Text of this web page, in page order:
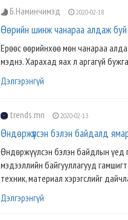
Б.Наминчимэд 2020-02-18
Өөрийн шинж чанараа алдаж буй
Ерөөс өөрийнхөө мөн чанараа
мэднэ. Харахад яах л аргагүй
Дэлгэрэнгүй
trends.mn 2020-02-13
Өндөржүүлсэн бэлэн байдалд
Өндөржүүлсэн бэлэн байдлын үед
мэдээллийн байгууллагууд
техник, материал хэрэгслийг
Дэлгэрэнгүй